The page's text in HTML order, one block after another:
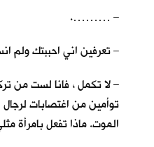
– ……….
– تعرفين اني احببتك ولم
– لا تكمل ، فانا لست من
توأمين من اغتصابات
الموت. ماذا تفعل بامرأة